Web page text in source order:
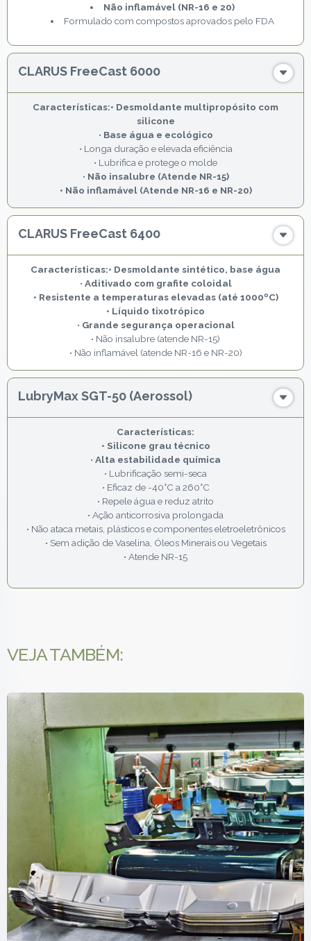
Não inflamável (NR-16 e 20)
Formulado com compostos aprovados pelo FDA
CLARUS FreeCast 6000
• Desmoldante multipropósito com
silicone
• Base água e ecológico
• Longa duração e elevada eficiência
• Lubrifica e protege o molde
• Não insalubre (Atende NR-15)
• Não inflamável (Atende NR-16 e NR-20)
CLARUS FreeCast 6400
• Desmoldante sintético, base água
• Aditivado com grafite coloidal
• Resistente a temperaturas elevadas (até 1000ºC)
• Líquido tixotrópico
• Grande segurança operacional
• Não insalubre (atende NR-15)
• Não inflamável (atende NR-16 e NR-20)
LubryMax SGT-50 (Aerossol)
• Silicone grau técnico
• Alta estabilidade química
• Lubrificação semi-seca
• Eficaz de -40°C a 260°C
• Repele água e reduz atrito
• Ação anticorrosiva prolongada
• Não ataca metais, plásticos e componentes eletroeletrônicos
• Sem adição de Vaselina, Óleos Minerais ou Vegetais
• Atende NR-15
VEJA TAMBÉM: